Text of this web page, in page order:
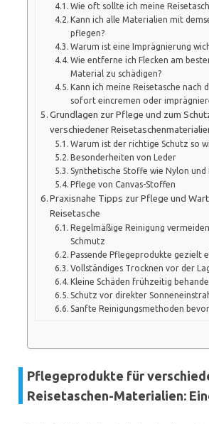
Wie oft sollte ich meine
Kann ich alle Materialien mit
pflegen?
Warum ist eine Imprägnierung
Wie entferne ich Flecken am
Material zu schädigen?
Kann ich meine Reisetasche nach
sofort eincremen oder
Grundlagen zur Pflege und zum
verschiedener
Warum ist der richtige Schutz so
Besonderheiten von Leder
Synthetische Stoffe wie Nylon und
Pflege von Canvas-Stoffen
Praxisnahe Tipps zur Pflege und
Reisetasche
Regelmäßige Reinigung
Schmutz
Passende Pflegeprodukte gezielt
Vollständiges Trocknen vor der
Kleine Schäden frühzeitig
Schutz vor direkter
Sanfte Reinigungsmethoden
Pflegeprodukte für
Reisetaschen-Materialien: